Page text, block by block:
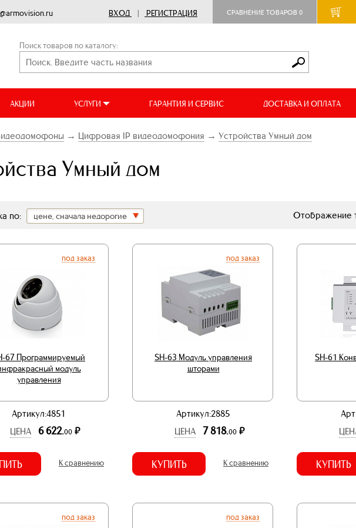
ВХОД | РЕГИСТРАЦИЯ СРАВНЕНИЕ ТОВАРОВ 0
Поиск товаров по каталогу:
АКЦИИ УСЛУГИ ГАРАНТИЯ И СЕРВИС ДОСТАВКА И ОПЛАТА
→ Цифровая IP видеодомофония → Устройства Умный дом
Умный дом
Отображение
по: цене, сначала недорогие
под заказ
67 Программируемый
модуль
управления
Артикул:4851
ЦЕНА
6 622.00 р.
К сравнению
под заказ
SH-63 Модуль управления
шторами
Артикул:2885
ЦЕНА
7 818.00 р.
КУПИТЬ К сравнению
SH-61
КУПИТЬ
под заказ под заказ